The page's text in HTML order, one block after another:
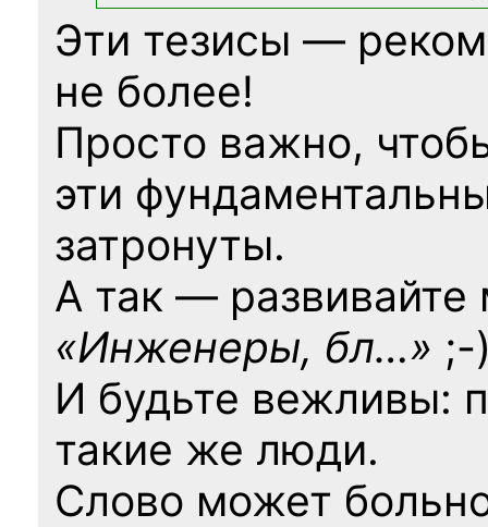
Эти тезисы —
не более!
Просто важно,
эти
затронуты.
А так — развивайте
«Инженеры, бл…» ;-
И будьте вежливы:
такие же люди.
Слово может